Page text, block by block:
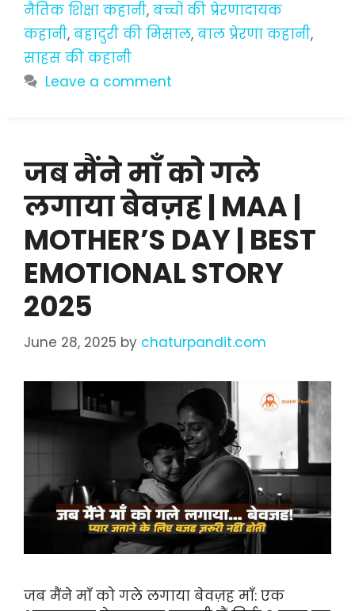
नैतिक शिक्षा कहानी, बच्चों की प्रेरणादायक
कहानी, बहादुरी की मिसाल, बाल प्रेरणा कहानी,
साहस की कहानी
Leave a comment
जब मैंने माँ को गले
लगाया बेवज़ह | MAA |
MOTHER’S DAY | BEST
EMOTIONAL STORY
2025
June 28, 2025 by chaturpandit.com
जब मैंने माँ को गले लगाया बेवज़ह माँ: एक